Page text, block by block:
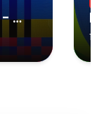
Natal Iluminado 2026 - Tremembé
11/